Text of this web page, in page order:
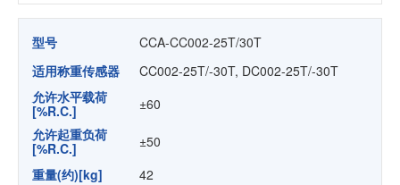
型号
CCA-CC002-25T/30T
适用称重传感器
CC002-25T/-30T, DC002-25T/-30T
允许水平载荷
[%R.C.]
±60
允许起重负荷
[%R.C.]
±50
重量(约)[kg]
42